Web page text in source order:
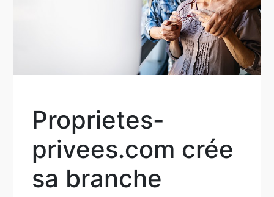
Proprietes-
privees.com crée
sa branche